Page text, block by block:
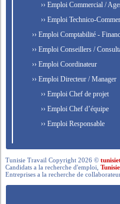
›› Emploi Commercial /
›› Emploi Technico-
›› Emploi Comptabilité -
›› Emploi Conseillers /
›› Emploi Coordinateur
›› Emploi Directeur / Manager
›› Emploi Chef de projet
›› Emploi Chef d’équipe
›› Emploi Responsable
Tunisie Travail Copyright 2026 ©
Candidats a la recherche d'emploi,
Entreprises a la recherche de